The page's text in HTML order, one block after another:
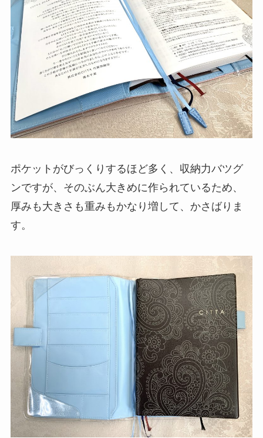
ポケットがびっくりするほど多く、収納力バツグ
ンですが、そのぶん大きめに作られているため、
厚みも大きさも重みもかなり増して、かさばりま
す。